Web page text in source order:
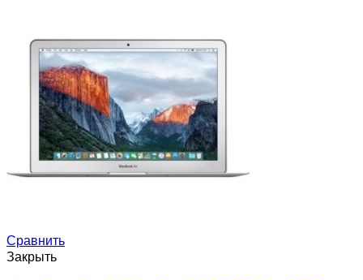
Сравнить
Закрыть